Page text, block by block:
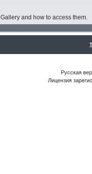
and how to access them.
Русская
Лицензия